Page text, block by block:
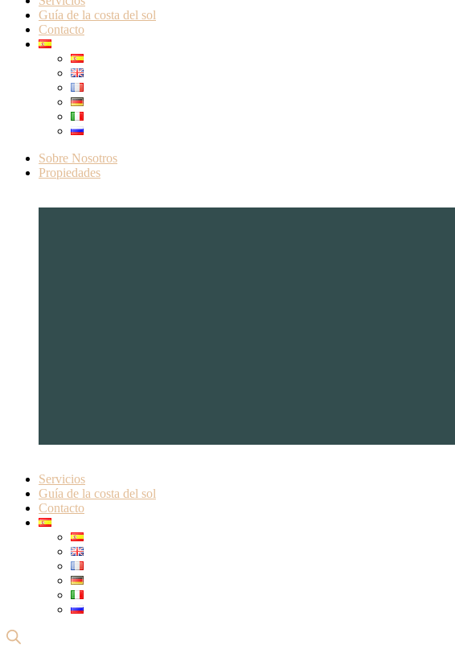
Guía de la costa del sol
Contacto
Sobre Nosotros
Propiedades
Servicios
Guía de la costa del sol
Contacto